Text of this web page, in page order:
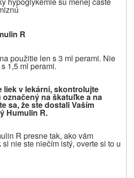
R
použitie len s 3 ml perami. Nie
1,5 ml perami.
liek v lekárni, skontrolujte
na škatuľke a na
sa, že ste dostali Vaším
Humulin R.
R presne tak, ako vám
nie ste niečím istý, overte si to u